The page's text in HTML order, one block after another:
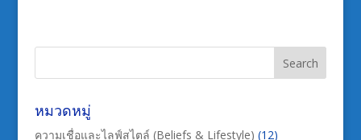
หมวดหมู่
ความเชื่อและไลฟ์สไตล์ (Beliefs & Lifestyle) (12)